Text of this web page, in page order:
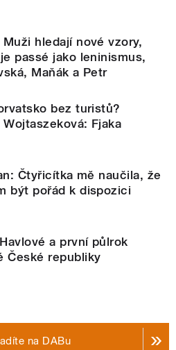
hledají nové vzory,
passé jako leninismus,
Maňák a Petr
bez turistů?
Fjaka
Čtyřicítka mě naučila, že
být pořád k dispozici
a první půlrok
České republiky
na DABu